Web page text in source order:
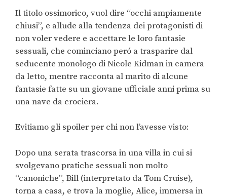
Il titolo ossimorico, vuol dire “occhi ampiamente
chiusi”, e allude alla tendenza dei protagonisti di
non voler vedere e accettare le loro fantasie
sessuali, che cominciano peró a trasparire dal
seducente monologo di Nicole Kidman in camera
da letto, mentre racconta al marito di alcune
fantasie fatte su un giovane ufficiale anni prima su
una nave da crociera.
Evitiamo gli spoiler per chi non l’avesse visto:
Dopo una serata trascorsa in una villa in cui si
svolgevano pratiche sessuali non molto
“canoniche”, Bill (interpretato da Tom Cruise),
torna a casa, e trova la moglie, Alice, immersa in